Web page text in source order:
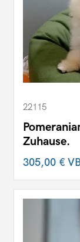
22115
Zuhause.
305,00 €